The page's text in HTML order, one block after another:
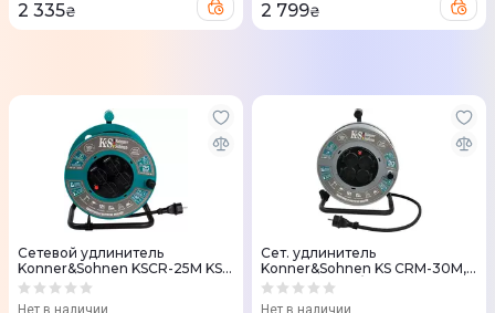
2 335₴ 2 799₴
Сетевой удлинитель
Konner&Sohnen KSCR-25M KS
2E 4хТип F, 3х2.5мм кв, 16A, на
Нет в наличии
Сет. удлинитель
Konner&Sohnen KS CRM-30M,
3600Вт, 4х16А/230В, 3х2.5мм,
Нет в наличии